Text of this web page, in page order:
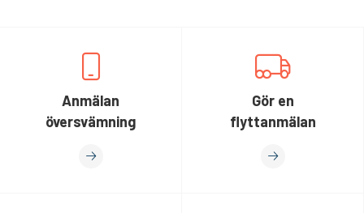
Anmälan
översvämning
Gör en
flyttanmälan